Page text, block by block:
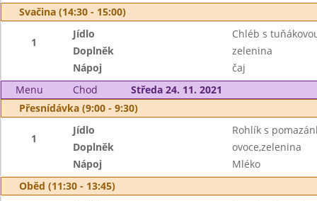
Svačina (14:30 - 15:00)
1
Jídlo
Chléb s
Doplněk
zelenina
Nápoj
čaj
Menu
Chod
Středa 24. 11. 2021
Přesnídávka (9:00 - 9:30)
1
Jídlo
Rohlík s
Doplněk
ovoce,zelenina
Nápoj
Mléko
Oběd (11:30 - 13:45)